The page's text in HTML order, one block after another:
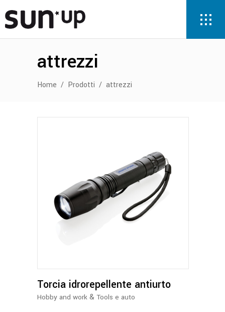
attrezzi
Home / Prodotti / attrezzi
Torcia idrorepellente antiurto
Hobby and work & Tools e auto